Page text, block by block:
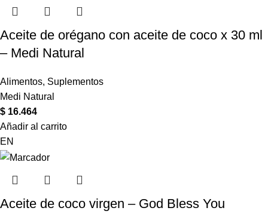
Aceite de orégano con aceite de coco x 30 ml
– Medi Natural
Alimentos, Suplementos
Medi Natural
$ 16.464
Añadir al carrito
EN
Aceite de coco virgen – God Bless You